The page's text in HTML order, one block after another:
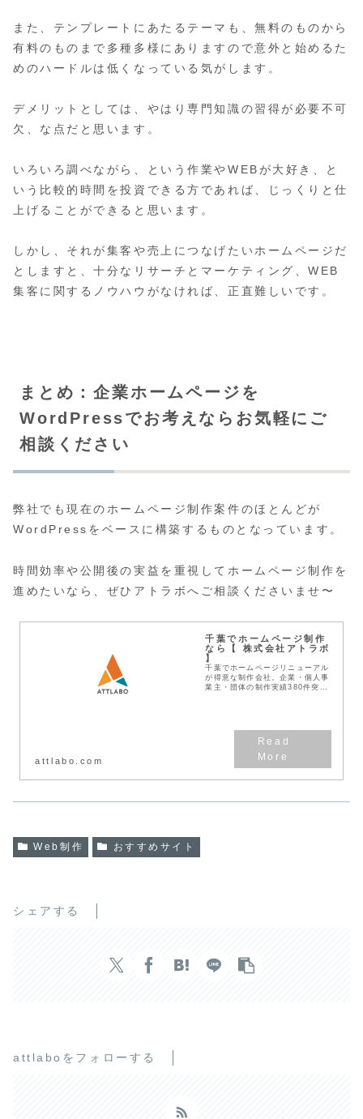
また、テンプレートにあたるテーマも、無料のものから
有料のものまで多種多様にありますので意外と始めるた
めのハードルは低くなっている気がします。
デメリットとしては、やはり専門知識の習得が必要不可
欠、な点だと思います。
いろいろ調べながら、という作業やWEBが大好き、と
いう比較的時間を投資できる方であれば、じっくりと仕
上げることができると思います。
しかし、それが集客や売上につなげたいホームページだ
としますと、十分なリサーチとマーケティング、WEB
集客に関するノウハウがなければ、正直難しいです。
まとめ：企業ホームページを
WordPressでお考えならお気軽にご
相談ください
弊社でも現在のホームページ制作案件のほとんどが
WordPressをベースに構築するものとなっています。
時間効率や公開後の実益を重視してホームページ制作を
進めたいなら、ぜひアトラボへご相談くださいませ〜
千葉でホームページ制作
なら【 株式会社アトラボ
】
千葉でホームページリニューアル
が得意な制作会社。企業・個人事
業主・団体の制作実績380件突
attlabo.com
Web制作 おすすめサイト
シェアする
attlaboをフォローする